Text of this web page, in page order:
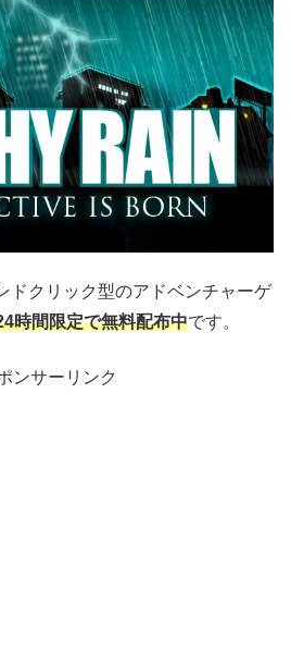
ドクリック型のアドベンチャーゲ
時間限定で無料配布中です。
ンサーリンク